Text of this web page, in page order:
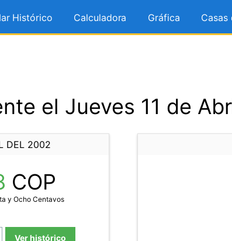
Histórico Calculadora Gráfica Casas
el Jueves 11 de
DEL 2002
COP
y Ocho Centavos
Ver histórico